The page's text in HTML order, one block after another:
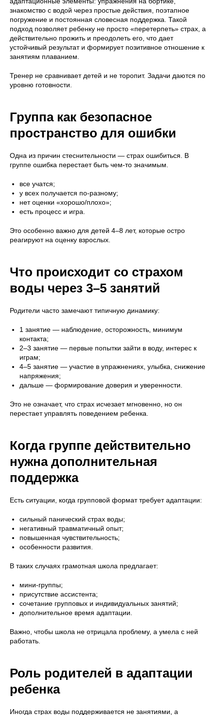
знакомство с водой через простые действия, поэтапное
погружение и постоянная словесная поддержка. Такой
подход позволяет ребенку не просто «перетерпеть» страх, а
действительно прожить и преодолеть его, что дает
устойчивый результат и формирует позитивное отношение к
занятиям плаванием.
Тренер не сравнивает детей и не торопит. Задачи даются по
уровню готовности.
Группа как безопасное
пространство для ошибки
Одна из причин стеснительности — страх ошибиться. В
группе ошибка перестает быть чем-то значимым.
все учатся;
у всех получается по-разному;
нет оценки «хорошо/плохо»;
есть процесс и игра.
Это особенно важно для детей 4–8 лет, которые остро
реагируют на оценку взрослых.
Что происходит со страхом
воды через 3–5 занятий
Родители часто замечают типичную динамику:
1 занятие — наблюдение, осторожность, минимум
контакта;
2–3 занятие — первые попытки зайти в воду, интерес к
играм;
4–5 занятие — участие в упражнениях, улыбка, снижение
напряжения;
дальше — формирование доверия и уверенности.
Это не означает, что страх исчезает мгновенно, но он
перестает управлять поведением ребенка.
Когда группе действительно
нужна дополнительная
поддержка
Есть ситуации, когда групповой формат требует адаптации:
сильный панический страх воды;
негативный травматичный опыт;
повышенная чувствительность;
особенности развития.
В таких случаях грамотная школа предлагает:
мини-группы;
присутствие ассистента;
сочетание групповых и индивидуальных занятий;
дополнительное время адаптации.
Важно, чтобы школа не отрицала проблему, а умела с ней
работать.
Роль родителей в адаптации
ребенка
Иногда страх воды поддерживается не занятиями, а